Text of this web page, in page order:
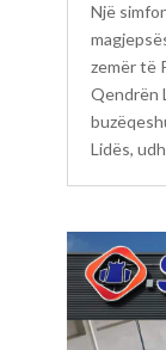
Një
zemër të
Qendrën
Lidës,